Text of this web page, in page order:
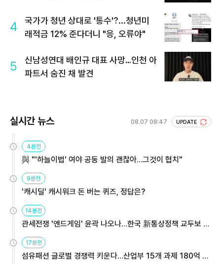
4
국가가 청년 상대로 '통수'?...청년미
래적금 12% 준다더니 "응, 오류야"
5
신남성연대 배인규 대표 사망…인천 아
파트서 숨진 채 발견
실시간 뉴스 08.07 08:47 UPDATE
4분전
與 "'하늘이법' 여야 공동 발의 괜찮아…그것이 협치"
9분전
'캐시딜' 캐시워크 돈 버는 퀴즈, 정답은?
14분전
관세전쟁 '엔드게임' 윤곽 나오나…한국 新통상정책 교두보 활
17분전
섬유패션 글로벌 경쟁력 키운다…산업부 15개 과제 180억 지